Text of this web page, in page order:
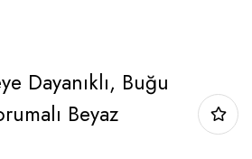
Dayanıklı, Buğu
Beyaz